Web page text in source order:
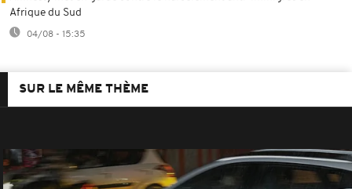
Afrique du Sud
04/08 - 15:35
SUR LE MÊME THÈME